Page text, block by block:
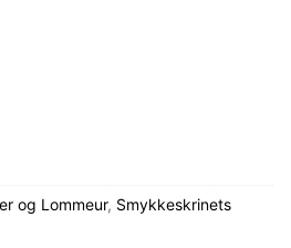
og Lommeur, Smykkeskrinets